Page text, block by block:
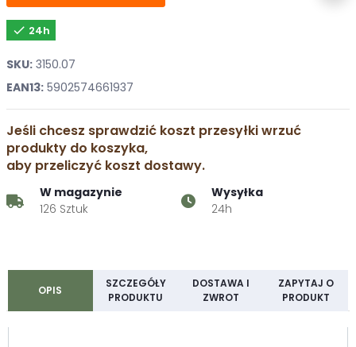
 24h
SKU: 3150.07
EAN13: 5902574661937
Jeśli chcesz sprawdzić koszt przesyłki wrzuć
produkty do koszyka,
aby przeliczyć koszt dostawy.
W magazynie
126 Sztuk
Wysyłka
24h
OPIS
SZCZEGÓŁY
PRODUKTU
DOSTAWA I
ZWROT
ZAPYTAJ O
PRODUKT